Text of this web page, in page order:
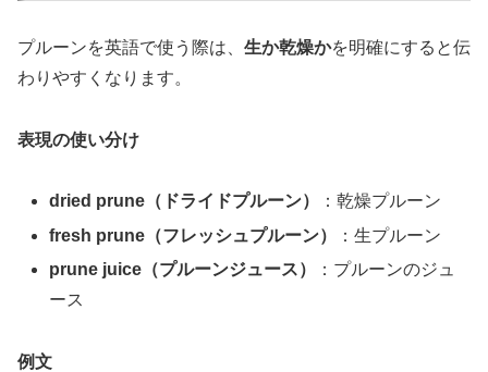
プルーンを英語で使う際は、 生か乾燥かを明確にすると伝
わりやすくなります。
表現の使い分け
dried prune（ドライドプルーン）
：乾燥プルーン
fresh prune（フレッシュプルーン）
：生プルーン
prune juice（プルーンジュース）
：プルーンのジュ
ース
例文